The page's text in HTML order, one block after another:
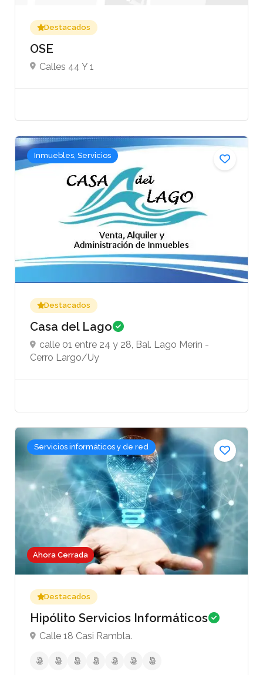
Destacados
OSE
Calles 44 Y 1
Inmuebles, Servicios
Destacados
Casa del Lago
calle 01 entre 24 y 28, Bal. Lago Merín -
Cerro Largo/Uy
Ahora Cerrada
Servicios informáticos y de red
Destacados
Hipólito Servicios Informáticos
Calle 18 Casi Rambla.